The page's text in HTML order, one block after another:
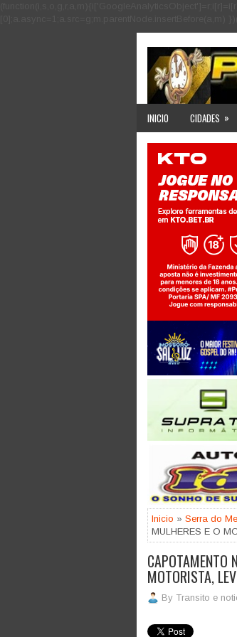
INICIO CIDADES »
Jogue com
Inicio » Serra do
MULHERES E O
CAPOTAMENTO
MOTORISTA,
By Transito e